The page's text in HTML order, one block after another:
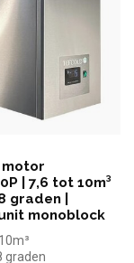
motor
| 7,6 tot 10m³
graden |
monoblock
graden